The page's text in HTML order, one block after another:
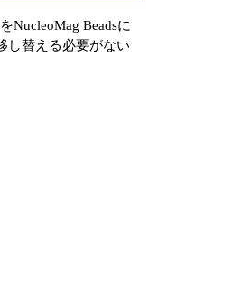
NucleoMag Beadsに
し替える必要がない